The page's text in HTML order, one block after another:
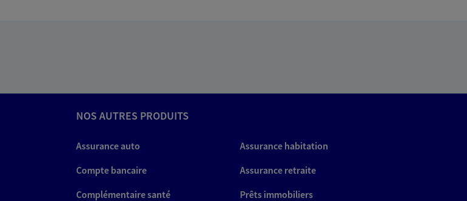
NOS AUTRES PRODUITS
Assurance auto
Assurance habitation
Compte bancaire
Assurance retraite
Complémentaire santé
Prêts immobiliers